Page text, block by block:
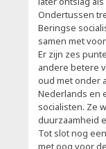
Ondertussen
Beringse
samen met
Er zijn zes
andere betere
oud met onder
Nederlands en
socialisten. Ze
duurzaamheid
Tot slot nog
met oog voor